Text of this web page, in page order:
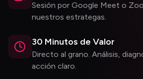
Sesión por Google Meet o
nuestros estrategas.
30 Minutos de Valor
Directo al grano. Análisis,
acción claro.